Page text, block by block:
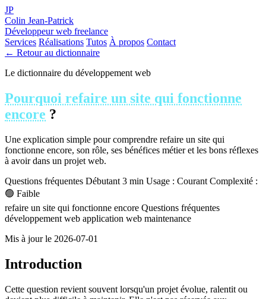
JP
Colin Jean-Patrick
Développeur web freelance
Services Réalisations Tutos À propos Contact
← Retour au dictionnaire
Le dictionnaire du développement web
Pourquoi refaire un site qui fonctionne
encore ?
Une explication simple pour comprendre refaire un site qui
fonctionne encore, son rôle, ses bénéfices métier et les bons réflexes
à avoir dans un projet web.
Questions fréquentes Débutant 3 min Usage : Courant Complexité :
🟢 Faible
refaire un site qui fonctionne encore Questions fréquentes
développement web application web maintenance
Mis à jour le 2026-07-01
Introduction
Cette question revient souvent lorsqu'un projet évolue, ralentit ou